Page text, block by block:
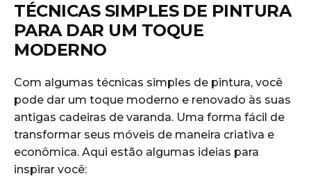
TÉCNICAS SIMPLES⁢ DE PINTURA
⁤PARA DAR UM TOQUE
MODERNO
Com⁢ algumas técnicas ⁣simples de pintura, você⁢
pode dar ‌um toque moderno e renovado às suas
antigas cadeiras de varanda.‍ Uma forma fácil de
transformar seus ‍móveis de maneira criativa e
econômica. Aqui‌ estão algumas ideias para
inspirar você: